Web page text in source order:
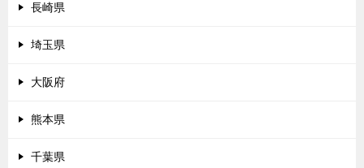
長崎県
埼玉県
大阪府
熊本県
千葉県